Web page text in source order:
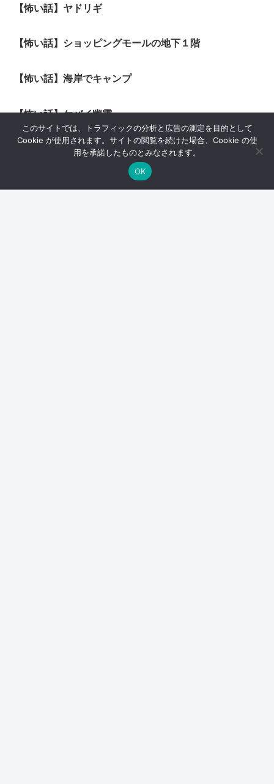
【怖い話】ヤドリギ
【怖い話】ショッピングモールの地下１階
【怖い話】海岸でキャンプ
【怖い話】ケバイ幽霊
【怖い話】狐憑き
このサイトでは、トラフィックの分析と広告の測定を目的として
Cookie が使用されます。サイトの閲覧を続けた場合、Cookie の使
用を承諾したものとみなされます。
OK